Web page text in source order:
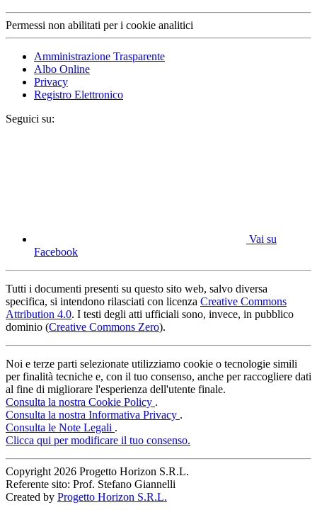
Permessi non abilitati per i cookie analitici
Amministrazione Trasparente
Albo Online
Privacy
Registro Elettronico
Seguici su:
Vai su
Facebook
Tutti i documenti presenti su questo sito web, salvo diversa
specifica, si intendono rilasciati con licenza Creative Commons
Attribution 4.0. I testi degli atti ufficiali sono, invece, in pubblico
dominio (Creative Commons Zero).
Noi e terze parti selezionate utilizziamo cookie o tecnologie simili
per finalità tecniche e, con il tuo consenso, anche per raccogliere dati
al fine di migliorare l'esperienza dell'utente finale.
Consulta la nostra Cookie Policy .
Consulta la nostra Informativa Privacy .
Consulta le Note Legali .
Clicca qui per modificare il tuo consenso.
Copyright 2026 Progetto Horizon S.R.L.
Referente sito: Prof. Stefano Giannelli
Created by Progetto Horizon S.R.L.